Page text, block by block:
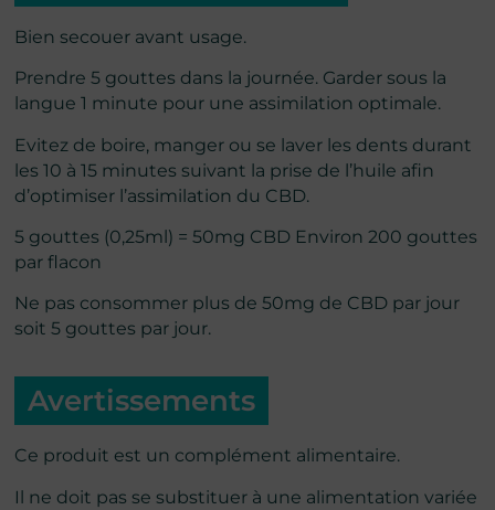
Bien secouer avant usage.
Prendre 5 gouttes dans la journée. Garder sous la
langue 1 minute pour une assimilation optimale.
Evitez de boire, manger ou se laver les dents durant
les 10 à 15 minutes suivant la prise de l’huile afin
d’optimiser l’assimilation du CBD.
5 gouttes (0,25ml) = 50mg CBD Environ 200 gouttes
par flacon
Ne pas consommer plus de 50mg de CBD par jour
soit 5 gouttes par jour.
Avertissements
Ce produit est un complément alimentaire.
Il ne doit pas se substituer à une alimentation variée